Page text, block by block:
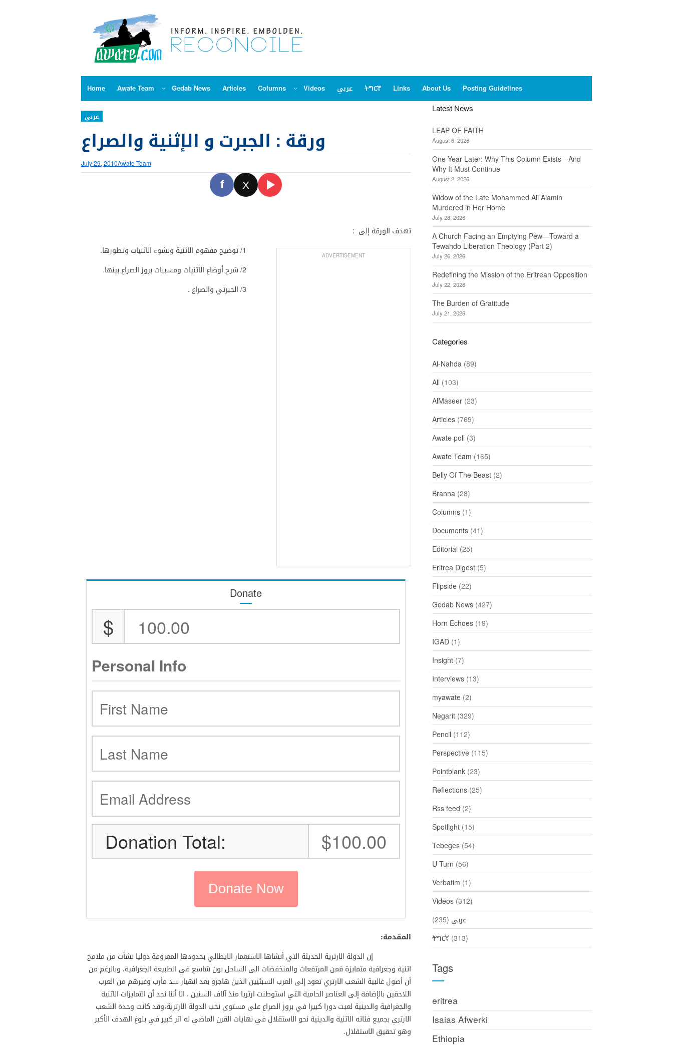
Home Awate Team Gedab News Articles Columns Videos عربي ትግርኛ Links About Us Posting Guidelines
عربي
ورقة : الجبرت و الإثنية والصراع
July 29, 2010Awate Team
f X
تهدف الورقة إلى :
ADVERTISEMENT
1/ توضيح مفهوم الاثنية ونشوء الاثنيات وتطورها.
2/ شرح أوضاع الاثنيات ومسببات بروز الصراع بينها.
3/ الجبرتي والصراع .
Donate
$
Personal Info
Donation Total: $100.00
المقدمة:
إن الدولة الارترية الحديثة التي أنشاها الاستعمار الايطالي بحدودها المعروفة دوليا نشأت من ملامح
اثنية وجغرافية متمايزة فمن المرتفعات والمنخفضات الى الساحل بون شاسع في الطبيعة الجغرافية، وبالرغم من
أن أصول غالبية الشعب الارتري تعود إلى العرب السبئيين الذين هاجرو بعد انهيار سد مأرب وغيرهم من العرب
اللاحقين بالإضافة إلى العناصر الحامية التي استوطنت ارتريا منذ آلاف السنين ، الا أننا نجد أن التمايزات الاثنية
والجغرافية والدينية لعبت دورا كبيرا في بروز الصراع على مستوى نخب الدولة الارترية،وقد كانت وحدة الشعب
الارتري بجميع فئاته الاثنية والدينية نحو الاستقلال في نهايات القرن الماضي له اثر كبير في بلوغ الهدف الأكبر
وهو تحقيق الاستقلال.
Latest News
LEAP OF FAITH
August 6, 2026
One Year Later: Why This Column Exists—And
Why It Must Continue
August 2, 2026
Widow of the Late Mohammed Ali Alamin
Murdered in Her Home
July 28, 2026
A Church Facing an Emptying Pew—Toward a
Tewahdo Liberation Theology (Part 2)
July 26, 2026
Redefining the Mission of the Eritrean Opposition
July 22, 2026
The Burden of Gratitude
July 21, 2026
Categories
Al-Nahda (89)
All (103)
AlMaseer (23)
Articles (769)
Awate poll (3)
Awate Team (165)
Belly Of The Beast (2)
Branna (28)
Columns (1)
Documents (41)
Editorial (25)
Eritrea Digest (5)
Flipside (22)
Gedab News (427)
Horn Echoes (19)
IGAD (1)
Insight (7)
Interviews (13)
myawate (2)
Negarit (329)
Pencil (112)
Perspective (115)
Pointblank (23)
Reflections (25)
Rss feed (2)
Spotlight (15)
Tebeges (54)
U-Turn (56)
Verbatim (1)
Videos (312)
عربي (235)
ትግርኛ (313)
Tags
eritrea
Isaias Afwerki
Ethiopia